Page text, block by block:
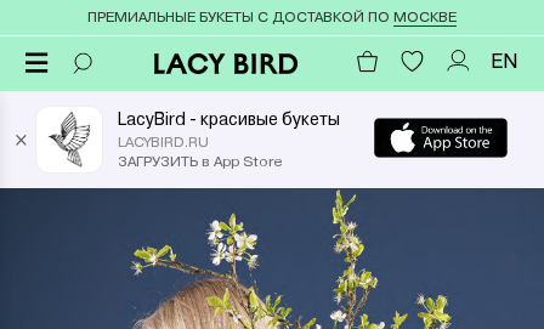
ПРЕМИАЛЬНЫЕ БУКЕТЫ С ДОСТАВКОЙ ПО МОСКВЕ
EN
×
LacyBird - красивые букеты
LACYBIRD.RU
ЗАГРУЗИТЬ в App Store